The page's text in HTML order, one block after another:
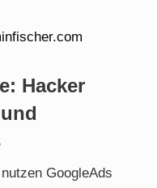
Hacker
GoogleAds